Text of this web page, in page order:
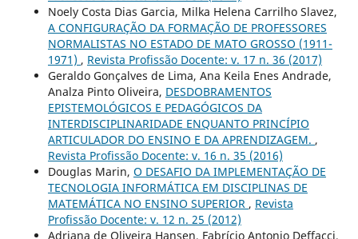
Noely Costa Dias Garcia, Milka Helena Carrilho Slavez,
A CONFIGURAÇÃO DA FORMAÇÃO DE PROFESSORES
NORMALISTAS NO ESTADO DE MATO GROSSO (1911-
1971) , Revista Profissão Docente: v. 17 n. 36 (2017)
Geraldo Gonçalves de Lima, Ana Keila Enes Andrade,
Analza Pinto Oliveira, DESDOBRAMENTOS
EPISTEMOLÓGICOS E PEDAGÓGICOS DA
INTERDISCIPLINARIDADE ENQUANTO PRINCÍPIO
ARTICULADOR DO ENSINO E DA APRENDIZAGEM. ,
Revista Profissão Docente: v. 16 n. 35 (2016)
Douglas Marin, O DESAFIO DA IMPLEMENTAÇÃO DE
TECNOLOGIA INFORMÁTICA EM DISCIPLINAS DE
MATEMÁTICA NO ENSINO SUPERIOR , Revista
Profissão Docente: v. 12 n. 25 (2012)
Adriana de Oliveira Hansen, Fabrício Antonio Deffacci,